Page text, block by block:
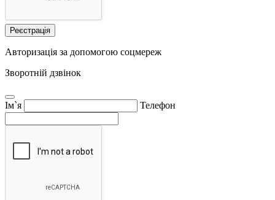
Реєстрація
Авторизація за допомогою соцмереж
Зворотній дзвінок
Ім`я Телефон